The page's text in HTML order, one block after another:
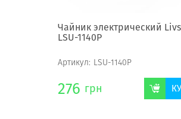
Чайник электрический
LSU-1140Р
Артикул: LSU-1140Р
276 грн